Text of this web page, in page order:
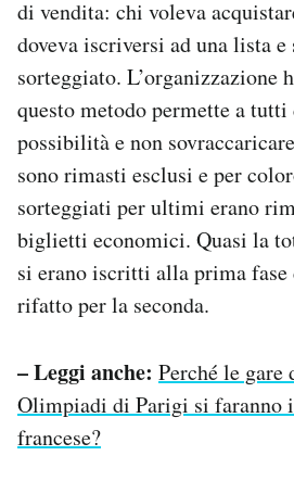
di vendita: chi voleva
doveva iscriversi ad una lista
sorteggiato. L’organizzazione
questo metodo permette a tutti
possibilità e non
sono rimasti esclusi e per
sorteggiati per ultimi erano
biglietti economici. Quasi la
si erano iscritti alla prima fase
rifatto per la seconda.
– Leggi anche: Perché le
Olimpiadi di Parigi si faranno
francese?